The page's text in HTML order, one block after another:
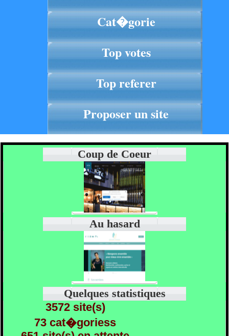
Cat�gorie
Top votes
Top referer
Proposer un site
Coup de Coeur
Au hasard
Quelques statistiques
3572 site(s)
73 cat�goriess